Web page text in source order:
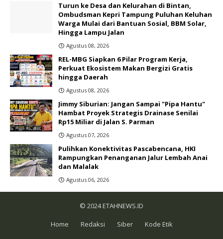
Turun ke Desa dan Kelurahan di Bintan,
Ombudsman Kepri Tampung Puluhan Keluhan
Warga Mulai dari Bantuan Sosial, BBM Solar,
Hingga Lampu Jalan
Agustus 08, 2026
REL-MBG Siapkan 6 Pilar Program Kerja,
Perkuat Ekosistem Makan Bergizi Gratis
hingga Daerah
Agustus 08, 2026
Jimmy Siburian: Jangan Sampai "Pipa Hantu"
Hambat Proyek Strategis Drainase Senilai
Rp15 Miliar di Jalan S. Parman
Agustus 07, 2026
Pulihkan Konektivitas Pascabencana, HKI
Rampungkan Penanganan Jalur Lembah Anai
dan Malalak
Agustus 06, 2026
© 2024ETAHNEWS.ID
Home Redaksi Siber Kode Etik